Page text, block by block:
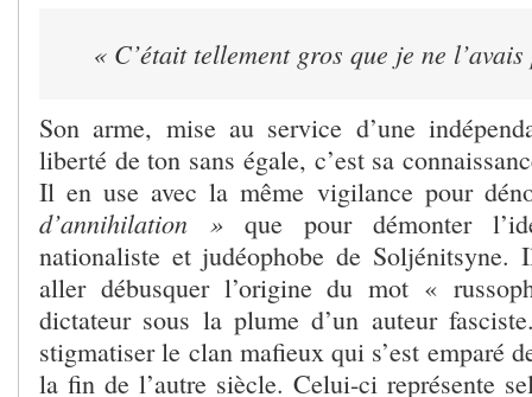
« C’était tellement gros que je ne
Son arme, mise au service d’une
liberté de ton sans égale, c’est sa
Il en use avec la même vigilance pour
d’annihilation » que pour démonter
nationaliste et judéophobe de
aller débusquer l’origine du mot «
dictateur sous la plume d’un auteur
stigmatiser le clan mafieux qui s’est emparé
la fin de l’autre siècle. Celui-ci représente